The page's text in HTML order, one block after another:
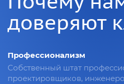
доверяют
Профессионализм
Собственный штат
проектировщиков,